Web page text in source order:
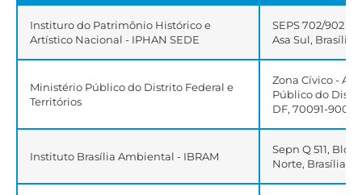
Instituro do Patrimônio Histórico e
Artístico Nacional - IPHAN SEDE
SEPS 702/902
Asa Sul, Brasília
Ministério Público do Distrito Federal e
Territórios
Zona Cívico -
Público do
DF, 70091-900
Instituto Brasília Ambiental - IBRAM
Sepn Q 511,
Norte, Brasília -